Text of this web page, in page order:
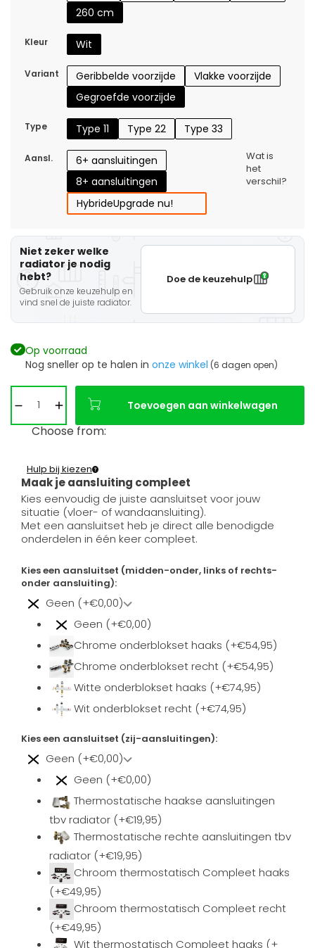
260 cm
Kleur Wit
Variant Geribbelde voorzijde
Vlakke voorzijde
Gegroefde voorzijde
Type Type 11 Type 22 Type 33
Aansl.
6+ aansluitingen
8+ aansluitingen
HybrideUpgrade nu!
Wat is
het
verschil?
Niet zeker welke
radiator je nodig
hebt?
Gebruik onze keuzehulp en
vind snel de juiste radiator.
Doe de keuzehulp
Op voorraad
Nog sneller op te halen in onze winkel (6 dagen open)
Toevoegen aan winkelwagen
Choose from:
Maak je aansluiting compleet
Hulp bij kiezen
Kies eenvoudig de juiste aansluitset voor jouw
situatie (vloer- of wandaansluiting).
Met een aansluitset heb je direct alle benodigde
onderdelen in één keer compleet.
Kies een aansluitset (midden-onder, links of rechts-
onder aansluiting):
Geen (+€0,00)
Geen (+€0,00)
Chrome onderblokset haaks (+€54,95)
Chrome onderblokset recht (+€54,95)
Witte onderblokset haaks (+€74,95)
Wit onderblokset recht (+€74,95)
Kies een aansluitset (zij-aansluitingen):
Geen (+€0,00)
Geen (+€0,00)
Thermostatische haakse aansluitingen
tbv radiator (+€19,95)
Thermostatische rechte aansluitingen tbv
radiator (+€19,95)
Chroom thermostatisch Compleet haaks
(+€49,95)
Chroom thermostatisch Compleet recht
(+€49,95)
Wit thermostatisch Compleet haaks (+